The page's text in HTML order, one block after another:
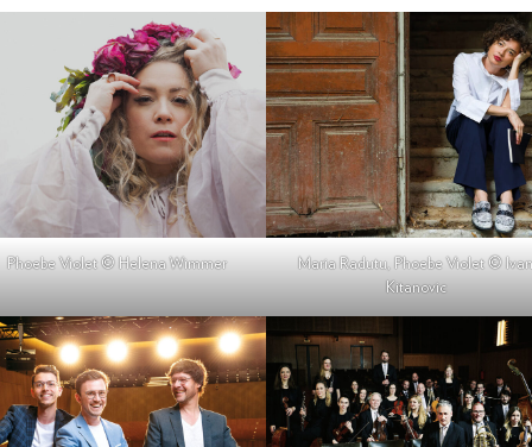
Phoebe Violet © Helena Wimmer
Maria Radutu, Phoebe Violet © Ivan
Kitanovic